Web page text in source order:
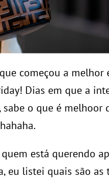
começou a
Dias em que a
sabe o que é melhoor
está querendo
eu listei quais são as